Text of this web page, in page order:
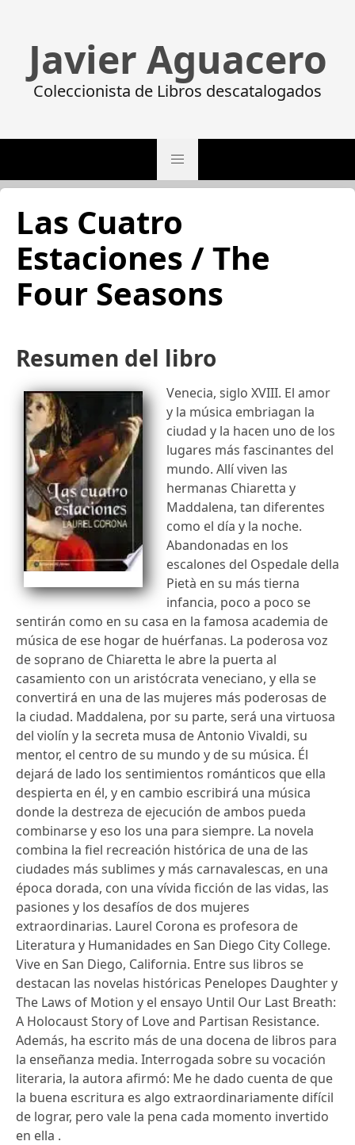
Javier Aguacero
Coleccionista de Libros descatalogados
Las Cuatro
Estaciones / The
Four Seasons
Resumen del libro
Venecia, siglo XVIII. El amor
y la música embriagan la
ciudad y la hacen uno de los
lugares más fascinantes del
mundo. Allí viven las
hermanas Chiaretta y
Maddalena, tan diferentes
como el día y la noche.
Abandonadas en los
escalones del Ospedale della
Pietà en su más tierna
infancia, poco a poco se
sentirán como en su casa en la famosa academia de
música de ese hogar de huérfanas. La poderosa voz
de soprano de Chiaretta le abre la puerta al
casamiento con un aristócrata veneciano, y ella se
convertirá en una de las mujeres más poderosas de
la ciudad. Maddalena, por su parte, será una virtuosa
del violín y la secreta musa de Antonio Vivaldi, su
mentor, el centro de su mundo y de su música. Él
dejará de lado los sentimientos románticos que ella
despierta en él, y en cambio escribirá una música
donde la destreza de ejecución de ambos pueda
combinarse y eso los una para siempre. La novela
combina la fiel recreación histórica de una de las
ciudades más sublimes y más carnavalescas, en una
época dorada, con una vívida ficción de las vidas, las
pasiones y los desafíos de dos mujeres
extraordinarias. Laurel Corona es profesora de
Literatura y Humanidades en San Diego City College.
Vive en San Diego, California. Entre sus libros se
destacan las novelas históricas Penelopes Daughter y
The Laws of Motion y el ensayo Until Our Last Breath:
A Holocaust Story of Love and Partisan Resistance.
Además, ha escrito más de una docena de libros para
la enseñanza media. Interrogada sobre su vocación
literaria, la autora afirmó: Me he dado cuenta de que
la buena escritura es algo extraordinariamente difícil
de lograr, pero vale la pena cada momento invertido
en ella .